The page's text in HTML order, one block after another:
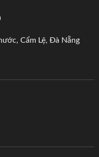
Cẩm Lệ, Đà Nẵng